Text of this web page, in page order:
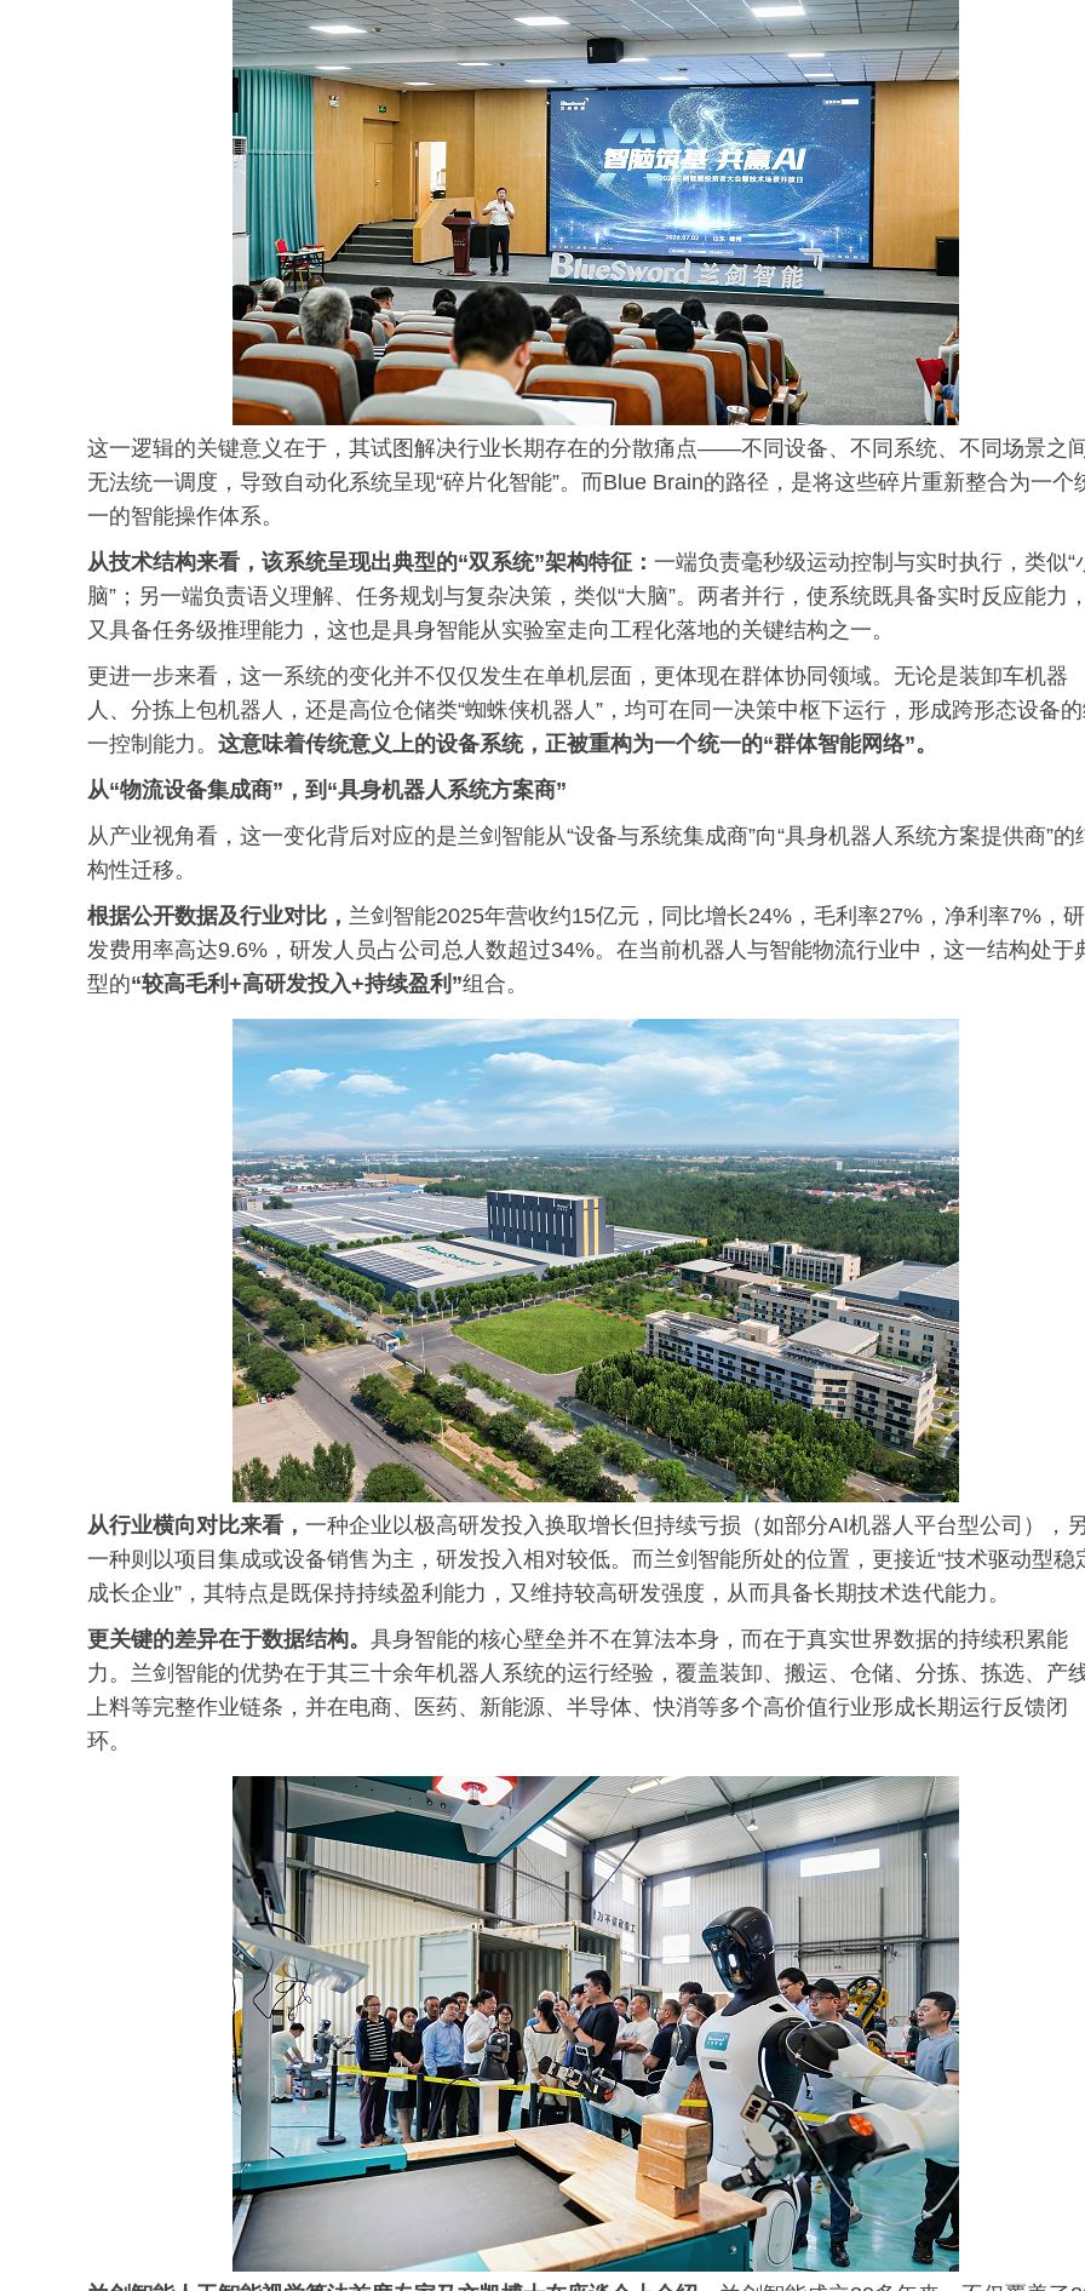
这一逻辑的关键意义在于，其试图解决行业长期存在的分散痛点——不同设备、不同系统、不同场景之间
无法统一调度，导致自动化系统呈现“碎片化智能”。而Blue Brain的路径，是将这些碎片重新整合为一个
一的智能操作体系。
从技术结构来看，该系统呈现出典型的“双系统”架构特征： 一端负责毫秒级运动控制与实时执行，类似“
脑”；另一端负责语义理解、任务规划与复杂决策，类似“大脑”。两者并行，使系统既具备实时反应能力，
又具备任务级推理能力，这也是具身智能从实验室走向工程化落地的关键结构之一。
更进一步来看，这一系统的变化并不仅仅发生在单机层面，更体现在群体协同领域。无论是装卸车机器
人、分拣上包机器人，还是高位仓储类“蜘蛛侠机器人”，均可在同一决策中枢下运行，形成跨形态设备
一控制能力。 这意味着传统意义上的设备系统，正被重构为一个统一的“群体智能网络”。
从“物流设备集成商”，到“具身机器人系统方案商”
从产业视角看，这一变化背后对应的是兰剑智能从“设备与系统集成商”向“具身机器人系统方案提供商”的
构性迁移。
根据公开数据及行业对比， 兰剑智能2025年营收约15亿元，同比增长24%，毛利率27%，净利率7%，研
发费用率高达9.6%，研发人员占公司总人数超过34%。在当前机器人与智能物流行业中，这一结构处于
型的“较高毛利+高研发投入+持续盈利”组合。
从行业横向对比来看， 一种企业以极高研发投入换取增长但持续亏损（如部分AI机器人平台型公司），另
一种则以项目集成或设备销售为主，研发投入相对较低。而兰剑智能所处的位置，更接近“技术驱动型稳
成长企业”，其特点是既保持持续盈利能力，又维持较高研发强度，从而具备长期技术迭代能力。
更关键的差异在于数据结构。 具身智能的核心壁垒并不在算法本身，而在于真实世界数据的持续积累能
力。兰剑智能的优势在于其三十余年机器人系统的运行经验，覆盖装卸、搬运、仓储、分拣、拣选、产
上料等完整作业链条，并在电商、医药、新能源、半导体、快消等多个高价值行业形成长期运行反馈闭
环。